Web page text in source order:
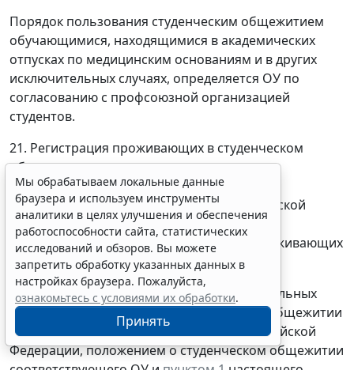
Порядок пользования студенческим общежитием
обучающимися, находящимися в академических
отпусках по медицинским основаниям и в других
исключительных случаях, определяется ОУ по
согласованию с профсоюзной организацией
студентов.
21. Регистрация проживающих в студенческом
общежитии осуществляется в порядке,
установленном органами внутренних дел в
соответствии с законодательством Российской
Федерации. Содействие в организации и
оформлении регистрационного учета проживающих
осуществляется администрацией ОУ.
22. Абитуриенты на период сдачи вступительных
экзаменов размещаются в студенческом общежитии
в соответствии с законодательством Российской
Федерации, положением о студенческом общежитии
Мы обрабатываем локальные данные
браузера и используем инструменты
аналитики в целях улучшения и обеспечения
работоспособности сайта, статистических
исследований и обзоров. Вы можете
запретить обработку указанных данных в
настройках браузера. Пожалуйста,
ознакомьтесь с условиями их обработки.
Принять